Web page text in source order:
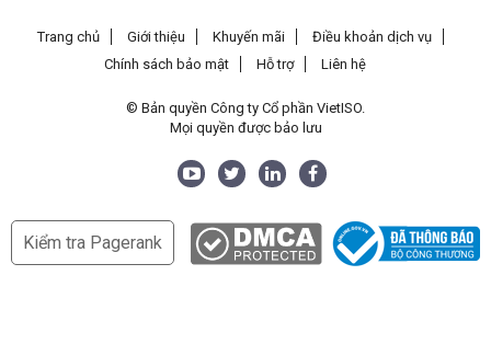
Trang chủ Giới thiệu Khuyến mãi
Điều khoản dịch vụ
Chính sách bảo mật
Hỗ trợ Liên hệ
© Bản quyền Công ty Cổ phần VietISO.
Mọi quyền được bảo lưu
Kiểm tra Pagerank